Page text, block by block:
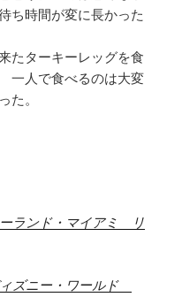
ち時間が変に長かった
たターキーレッグを食
人で食べるのは大変
た。
ランド・マイアミ リ
ズニー・ワールド